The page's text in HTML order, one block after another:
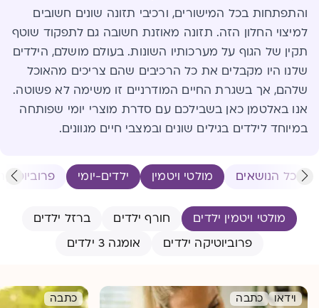
והתפתחות בכל המישורים, ורכיבי תזונה שונים חשובים
למיצוי החלון הזה. תזונה מאוזנת חשובה גם לתפקוד שוטף
תקין של הגוף על מערכותיו השונות. בעולם מושלם, הילדים
שלנו היו מקבלים את כל הרכיבים שהם צריכים מהאוכל
שלהם, אך בשגרת החיים המודרניים זו משימה לא פשוטה.
אנו באלטמן כאן בשבילכם עם סדרת מוצרי יומי שפותחה
במיוחד לילדים בגילים שונים ובמצבי חיים מגוונים.
כל הנושאים מולטי ויטמין ילדים-יומי
מולטי ויטמין ילדים חורף ילדים
ברזל ילדים
פרוביוטיקה ילדים
אומגה 3 ילדים
וידאו כתבה כתבה